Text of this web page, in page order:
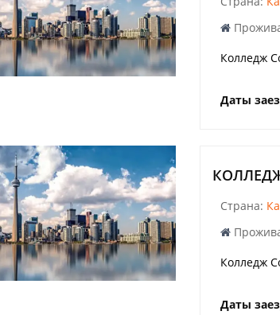
Колледж
Даты
КОЛЛЕДЖ
Страна:
Колледж
Даты